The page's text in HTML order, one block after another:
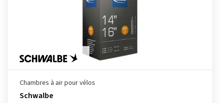
Chambres à air pour vélos
Schwalbe